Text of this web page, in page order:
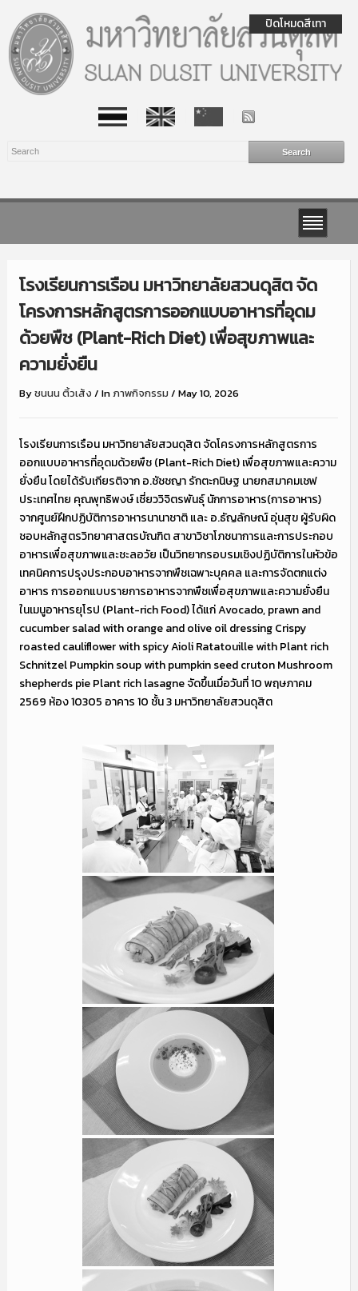
โรงเรียนการเรือน มหาวิทยาลัยสวนดุสิต จัด
โครงการหลักสูตรการออกแบบอาหารที่อุดม
ด้วยพืช (Plant-Rich Diet) เพื่อสุขภาพและ
ความยั่งยืน
Byชนนน ติ้วเส้ง / Inภาพกิจกรรม / May 10, 2026
โรงเรียนการเรือน มหาวิทยาลัยสวนดุสิต จัดโครงการหลักสูตรการ
ออกแบบอาหารที่อุดมด้วยพืช (Plant-Rich Diet) เพื่อสุขภาพและความ
ยั่งยืน โดยได้รับเกียรติจาก อ.ชัชชญา รักตะกนิษฐ นายกสมาคมเชฟ
ประเทศไทย คุณพุทธิพงษ์ เชี่ยววิจิตรพันธุ์ นักการอาหาร(การอาหาร)
จากศูนย์ฝึกปฏิบัติการอาหารนานาชาติ และ อ.ธัญลักษณ์ อุ่นสุข ผู้รับผิด
ชอบหลักสูตรวิทยาศาสตรบัณฑิต สาขาวิชาโภชนาการและการประกอบ
อาหารเพื่อสุขภาพและชะลอวัย เป็นวิทยากรอบรมเชิงปฏิบัติการในหัวข้อ
เทคนิคการปรุงประกอบอาหารจากพืชเฉพาะบุคคล และการจัดตกแต่ง
อาหาร การออกแบบรายการอาหารจากพืชเพื่อสุขภาพและความยั่งยืน
ในเมนูอาหารยุโรป (Plant-rich Food) ได้แก่ Avocado, prawn and
cucumber salad with orange and olive oil dressing Crispy
roasted cauliflower with spicy Aioli Ratatouille with Plant rich
Schnitzel Pumpkin soup with pumpkin seed cruton Mushroom
shepherds pie Plant rich lasagne จัดขึ้นเมื่อวันที่ 10 พฤษภาคม
2569 ห้อง 10305 อาคาร 10 ชั้น 3 มหาวิทยาลัยสวนดุสิต
ปิดโหมดสีเทา